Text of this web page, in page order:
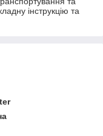
інструкцію та